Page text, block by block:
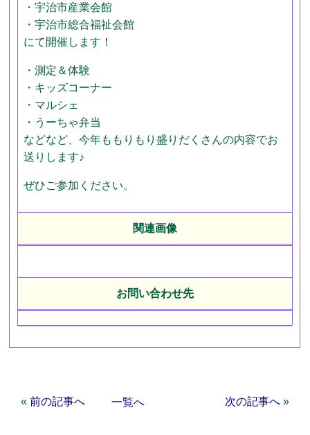
・宇治市産業会館
・宇治市総合福祉会館
にて開催します！
・測定＆体験
・キッズコーナー
・マルシェ
・うーちゃ弁当
などなど、今年ももりもり盛りだくさんの内容でお
送りします♪
ぜひご参加ください。
関連画像
お問い合わせ先
«前の記事へ 一覧へ 次の記事へ»